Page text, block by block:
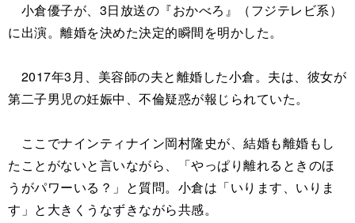
小倉優子が、3日放送の『おかべろ』（フジテレビ系）
に出演。離婚を決めた決定的瞬間を明かした。
2017年3月、美容師の夫と離婚した小倉。夫は、彼女が
第二子男児の妊娠中、不倫疑惑が報じられていた。
ここでナインティナイン岡村隆史が、結婚も離婚もし
たことがないと言いながら、「やっぱり離れるときのほ
うがパワーいる？」と質問。小倉は「いります、いりま
す」と大きくうなずきながら共感。